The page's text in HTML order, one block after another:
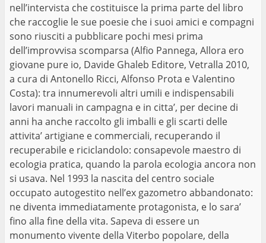
nell’intervista che costituisce la prima parte del libro
che raccoglie le sue poesie che i suoi amici e compagni
sono riusciti a pubblicare pochi mesi prima
dell’improvvisa scomparsa (Alfio Pannega, Allora ero
giovane pure io, Davide Ghaleb Editore, Vetralla 2010,
a cura di Antonello Ricci, Alfonso Prota e Valentino
Costa): tra innumerevoli altri umili e indispensabili
lavori manuali in campagna e in citta’, per decine di
anni ha anche raccolto gli imballi e gli scarti delle
attivita’ artigiane e commerciali, recuperando il
recuperabile e riciclandolo: consapevole maestro di
ecologia pratica, quando la parola ecologia ancora non
si usava. Nel 1993 la nascita del centro sociale
occupato autogestito nell’ex gazometro abbandonato:
ne diventa immediatamente protagonista, e lo sara’
fino alla fine della vita. Sapeva di essere un
monumento vivente della Viterbo popolare, della